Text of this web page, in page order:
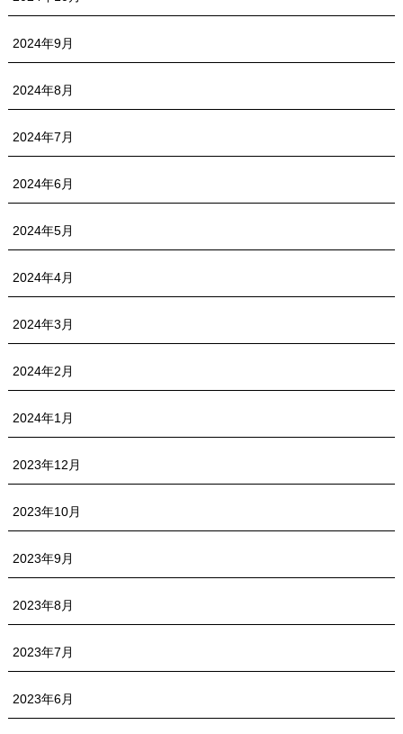
2024年9月
2024年8月
2024年7月
2024年6月
2024年5月
2024年4月
2024年3月
2024年2月
2024年1月
2023年12月
2023年10月
2023年9月
2023年8月
2023年7月
2023年6月